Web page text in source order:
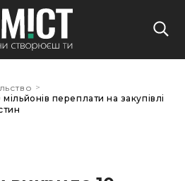
>
переплати на закупівлі